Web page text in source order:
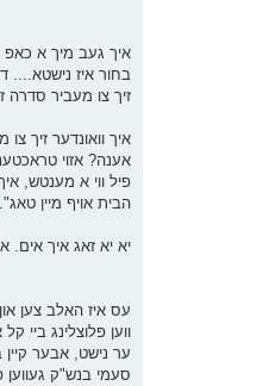
איך געב מיך א כאפ
בחור איז נישטא....
זיך צו מעביר סדרה
איך וואונדער זיך
אענה? אזוי
הבית אויף מיין טאג".
יא יא זאג איך אים.
ווען פלוצלינג ביי
סעמי בנש"ק געווען